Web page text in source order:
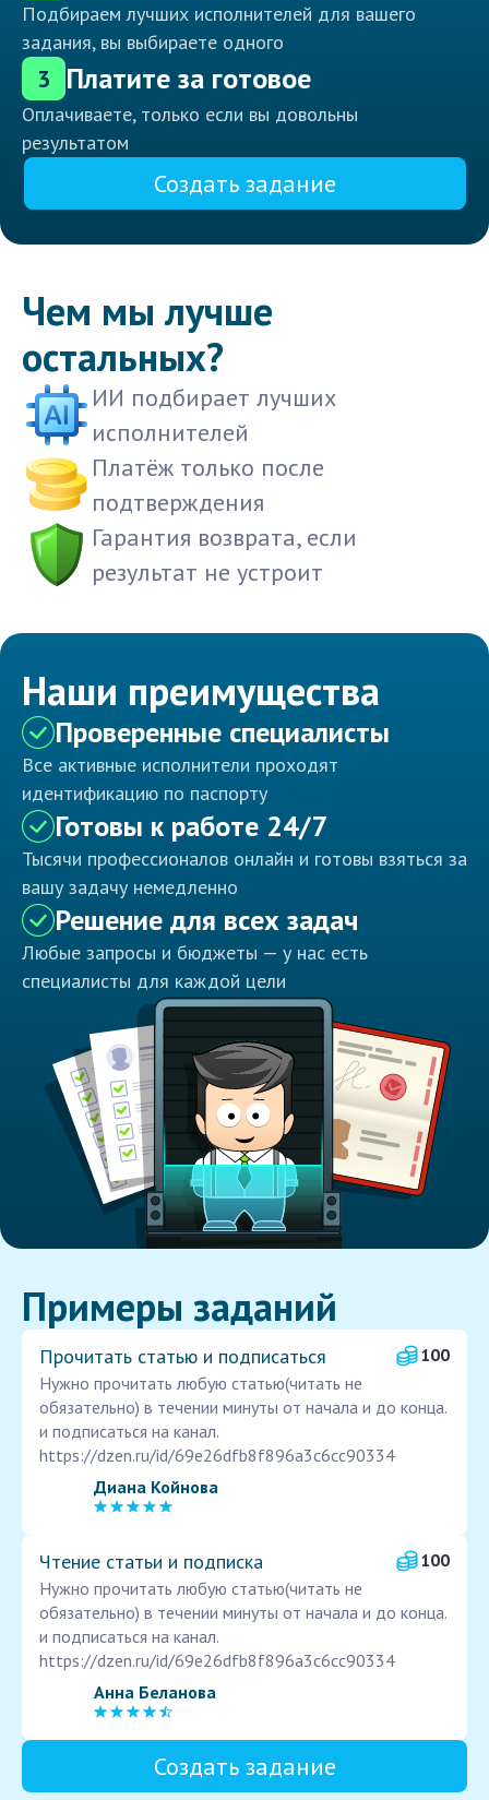
Подбираем лучших исполнителей для вашего
задания, вы выбираете одного
3 Платите за готовое
Оплачиваете, только если вы довольны
результатом
Создать задание
Чем мы лучше
остальных?
ИИ подбирает лучших
исполнителей
Платёж только после
подтверждения
Гарантия возврата, если
результат не устроит
Наши преимущества
Проверенные специалисты
Все активные исполнители проходят
идентификацию по паспорту
Готовы к работе 24/7
Тысячи профессионалов онлайн и готовы взяться за
вашу задачу немедленно
Решение для всех задач
Любые запросы и бюджеты — у нас есть
специалисты для каждой цели
Примеры заданий
Прочитать статью и подписаться
100
Нужно прочитать любую статью(читать не
обязательно) в течении минуты от начала и до конца.
и подписаться на канал.
https://dzen.ru/id/69e26dfb8f896a3c6cc90334
Диана Койнова
Чтение статьи и подписка
100
Нужно прочитать любую статью(читать не
обязательно) в течении минуты от начала и до конца.
и подписаться на канал.
https://dzen.ru/id/69e26dfb8f896a3c6cc90334
Анна Беланова
Создать задание